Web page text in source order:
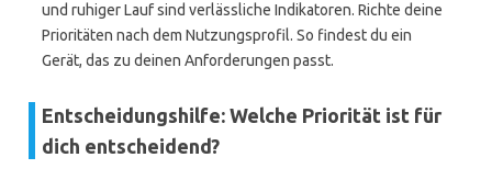
und ruhiger Lauf sind verlässliche Indikatoren. Richte deine
Prioritäten nach dem Nutzungsprofil. So findest du ein
Gerät, das zu deinen Anforderungen passt.
Entscheidungshilfe: Welche Priorität ist für
dich entscheidend?